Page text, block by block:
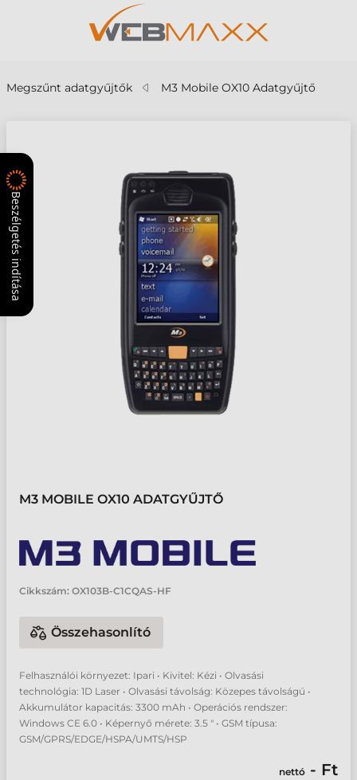
Megszűnt adatgyűjtők M3 Mobile OX10 Adatgyűjtő
M3 MOBILE OX10 ADATGYŰJTŐ
Cikkszám: OX103B-C1CQAS-HF
Összehasonlító
Felhasználói környezet: Ipari • Kivitel: Kézi • Olvasási
technológia: 1D Laser • Olvasási távolság: Közepes távolságú •
Akkumulátor kapacitás: 3300 mAh • Operációs rendszer:
Windows CE 6.0 • Képernyő mérete: 3.5 " • GSM típusa:
GSM/GPRS/EDGE/HSPA/UMTS/HSP
nettó - Ft
Beszélgetés indítása